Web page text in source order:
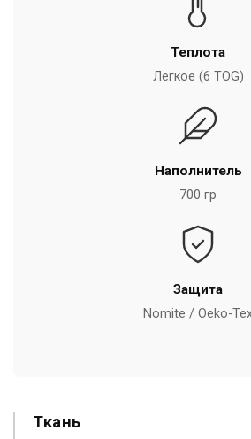
Теплота
Легкое (6 TOG)
Наполнитель
700 гр
Защита
Nomite / Oeko-
Ткань